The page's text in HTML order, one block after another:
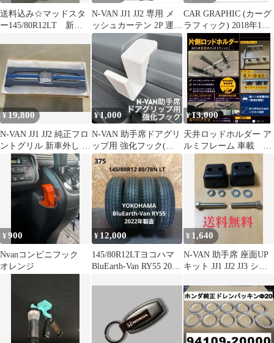
送料込み☆マッドスタ
ー145/80R12LT 新品
N-VAN JJ1 JJ2 専用 メ
ッシュカーテン 2P 運転
席 助手席 マグネット＆
フック固定 サンシェー
ド 網戸 遮光 断熱 日よ
け 内装 パーツ Y759
CAR GRAPHIC (カーグ
ラフィック) 2018年11
月号
¥19,800
N-VAN JJ1 JJ2 純正フロ
ントグリル 新車外し ソ
ニックグレー 美品
¥1,000
N-VAN 助手席ドアグリ
ップ用 強化フック(ホ
ワイト)
¥13,000
天井ロッドホルダー ア
ルミフレーム 車載 m6
¥900
Nvanコンビニフック
オレンジ
¥ 12,000
145/80R12LTヨコハマ
BluEarth-Van RY55 2022
¥ 1,640
N-VAN 助手席 座面UP
キット JJ1 JJ2 JJ3 シー